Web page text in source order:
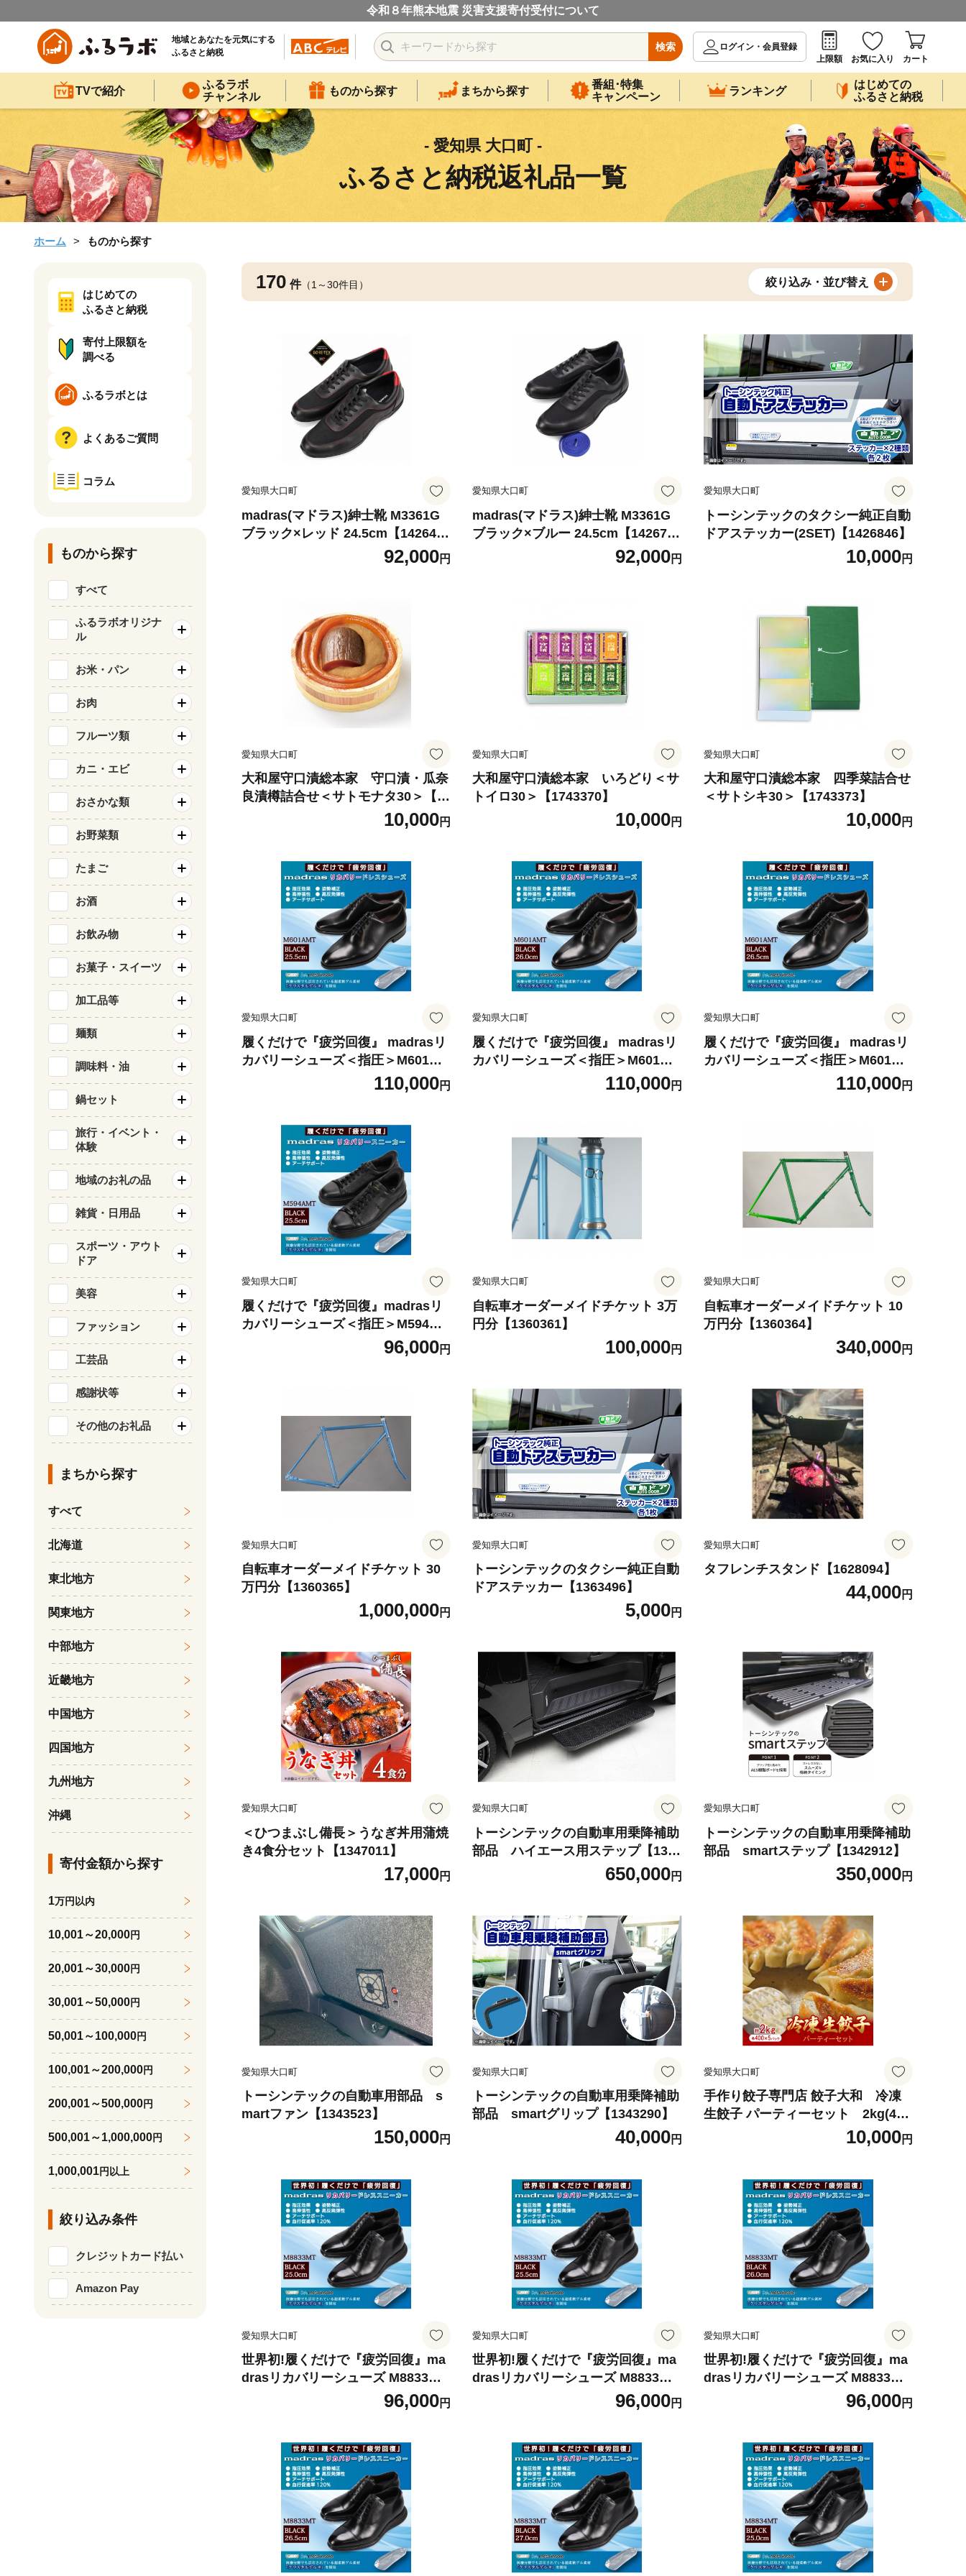
令和８年熊本地震 災害支援寄付受付について
地域とあなたを元気にする
ふるさと納税
検索
ログイン・会員登録
上限額
お気に入り カート
TVで紹介
ふるラボ
チャンネル
ものから探す まちから探す
番組･特集
キャンペーン
ランキング
はじめての
ふるさと納税
- 愛知県 大口町 -
ふるさと納税返礼品一覧
ホーム ものから探す
170 件（1～30件目） 絞り込み・並び替え
愛知県大口町
madras(マドラス)紳士靴 M3361G
ブラック×レッド 24.5cm【142643
92,000円
愛知県大口町
madras(マドラス)紳士靴 M3361G
ブラック×ブルー 24.5cm【142671
92,000円
愛知県大口町
トーシンテックのタクシー純正自動
ドアステッカー(2SET)【1426846】
10,000円
愛知県大口町
大和屋守口漬総本家 守口漬・瓜奈
良漬樽詰合せ＜サトモナタ30＞【1
10,000円
愛知県大口町
大和屋守口漬総本家 いろどり＜サ
トイロ30＞【1743370】
10,000円
愛知県大口町
大和屋守口漬総本家 四季菜詰合せ
＜サトシキ30＞【1743373】
10,000円
愛知県大口町
履くだけで『疲労回復』 madrasリ
カバリーシューズ＜指圧＞M601AM
T ブラック 25.5cm【1616406】
110,000円
愛知県大口町
履くだけで『疲労回復』 madrasリ
カバリーシューズ＜指圧＞M601AM
T ブラック 26.0cm【1616407】
110,000円
愛知県大口町
履くだけで『疲労回復』 madrasリ
カバリーシューズ＜指圧＞M601AM
T ブラック 26.5cm【1616408】
110,000円
愛知県大口町
履くだけで『疲労回復』madrasリ
カバリーシューズ＜指圧＞M594AM
T ブラック 25.5cm【1616725】
96,000円
愛知県大口町
自転車オーダーメイドチケット 3万
円分【1360361】
100,000円
愛知県大口町
自転車オーダーメイドチケット 10
万円分【1360364】
340,000円
愛知県大口町
自転車オーダーメイドチケット 30
万円分【1360365】
1,000,000円
愛知県大口町
トーシンテックのタクシー純正自動
ドアステッカー【1363496】
5,000円
愛知県大口町
タフレンチスタンド【1628094】
44,000円
愛知県大口町
＜ひつまぶし備長＞うなぎ丼用蒲焼
き4食分セット【1347011】
17,000円
愛知県大口町
トーシンテックの自動車用乗降補助
部品 ハイエース用ステップ【134
650,000円
愛知県大口町
トーシンテックの自動車用乗降補助
部品 smartステップ【1342912】
350,000円
愛知県大口町
トーシンテックの自動車用部品 s
martファン【1343523】
150,000円
愛知県大口町
トーシンテックの自動車用乗降補助
部品 smartグリップ【1343290】
40,000円
愛知県大口町
手作り餃子専門店 餃子大和 冷凍
生餃子 パーティーセット 2kg(400
10,000円
愛知県大口町
世界初!履くだけで『疲労回復』ma
drasリカバリーシューズ M8833MT
ブラック 25.0cm【1702990】
96,000円
愛知県大口町
世界初!履くだけで『疲労回復』ma
drasリカバリーシューズ M8833MT
ブラック 25.5cm【1702991】
96,000円
愛知県大口町
世界初!履くだけで『疲労回復』ma
drasリカバリーシューズ M8833MT
ブラック 26.0cm【1702993】
96,000円
はじめての
ふるさと納税
寄付上限額を
調べる
ふるラボとは
よくあるご質問
コラム
ものから探す
すべて
ふるラボオリジナ
ル
お米・パン
お肉
フルーツ類
カニ・エビ
おさかな類
お野菜類
たまご
お酒
お飲み物
お菓子・スイーツ
加工品等
麺類
調味料・油
鍋セット
旅行・イベント・
体験
地域のお礼の品
雑貨・日用品
スポーツ・アウト
ドア
美容
ファッション
工芸品
感謝状等
その他のお礼品
まちから探す
すべて
北海道
東北地方
関東地方
中部地方
近畿地方
中国地方
四国地方
九州地方
沖縄
寄付金額から探す
1万円以内
10,001～20,000円
20,001～30,000円
30,001～50,000円
50,001～100,000円
100,001～200,000円
200,001～500,000円
500,001～1,000,000円
1,000,001円以上
絞り込み条件
クレジットカード払い
Amazon Pay